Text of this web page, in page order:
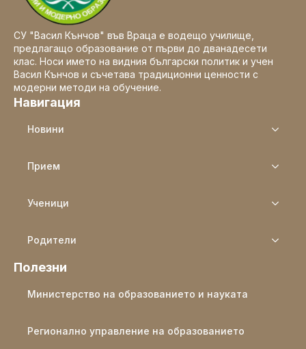
СУ "Васил Кънчов" във Враца е водещо училище,
предлагащо образование от първи до дванадесети
клас. Носи името на видния български политик и учен
Васил Кънчов и съчетава традиционни ценности с
модерни методи на обучение.
Навигация
Новини
Прием
Ученици
Родители
Полезни
Министерство на образованието и науката
Регионално управление на образованието